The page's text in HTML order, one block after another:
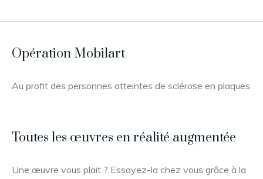
Opération Mobilart
Au profit des personnes atteintes de sclérose en plaques
Toutes les œuvres en réalité augmentée
Une œuvre vous plait ? Essayez-la chez vous grâce à la